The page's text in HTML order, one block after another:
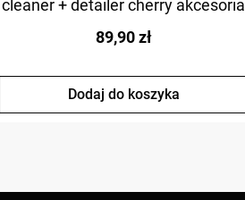
cleaner + detailer cherry akcesoria
89,90 zł
Dodaj do koszyka